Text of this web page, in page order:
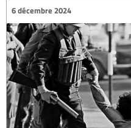
6 décembre 2024